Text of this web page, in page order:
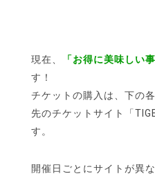
現在、 「お得に美味しい
す！
チケットの購入は、下の
先のチケットサイト「
す。
開催日ごとにサイトが異